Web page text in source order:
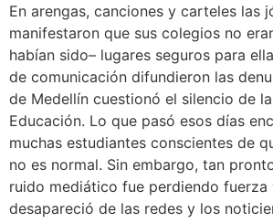
En arengas, canciones y carteles las
manifestaron que sus colegios no
habían sido– lugares seguros para
de comunicación difundieron las
de Medellín cuestionó el silencio de
Educación. Lo que pasó esos días
muchas estudiantes conscientes de
no es normal. Sin embargo, tan
ruido mediático fue perdiendo fuerza
desapareció de las redes y los